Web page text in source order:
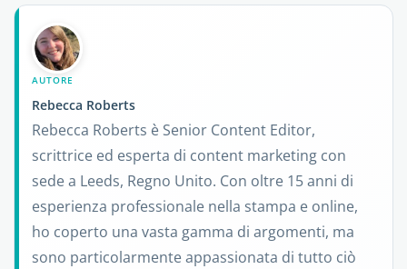
AUTORE
Rebecca Roberts
Rebecca Roberts è Senior Content Editor,
scrittrice ed esperta di content marketing con
sede a Leeds, Regno Unito. Con oltre 15 anni di
esperienza professionale nella stampa e online,
ho coperto una vasta gamma di argomenti, ma
sono particolarmente appassionata di tutto ciò